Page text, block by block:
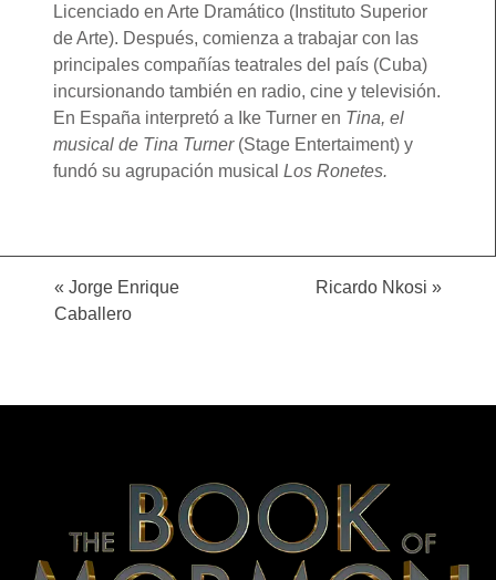
Licenciado en Arte Dramático (Instituto Superior
de Arte). Después, comienza a trabajar con las
principales compañías teatrales del país (Cuba)
incursionando también en radio, cine y televisión.
En España interpretó a Ike Turner en Tina, el
musical de Tina Turner(Stage Entertaiment) y
fundó su agrupación musical Los Ronetes.
« Jorge Enrique
Caballero
Ricardo Nkosi »